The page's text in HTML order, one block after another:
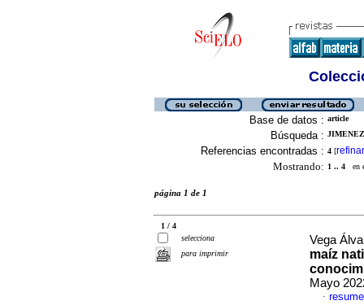
Base de datos : article
Búsqueda :
Referencias encontradas : 4 [refinar
Mostrando: 1 .. 4 en
página 1 de 1
1 / 4
selecciona
para imprimir
Vega
maíz
Mayo
·